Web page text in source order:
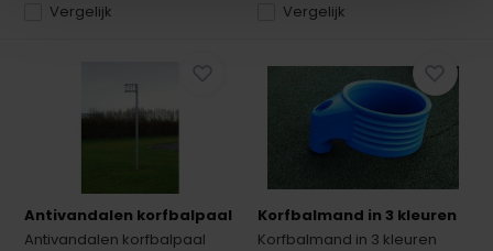
Vergelijk Vergelijk
Antivandalen korfbalpaal
Antivandalen korfbalpaal
Korfbalmand in 3 kleuren
Korfbalmand in 3 kleuren